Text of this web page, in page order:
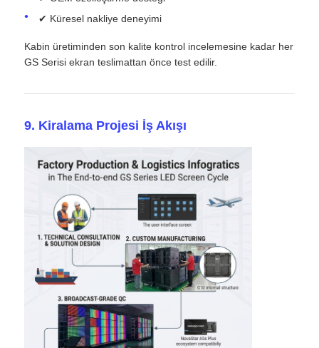
✔ Küresel nakliye deneyimi
Kabin üretiminden son kalite kontrol incelemesine kadar her
GS Serisi ekran teslimattan önce test edilir.
9. Kiralama Projesi İş Akışı